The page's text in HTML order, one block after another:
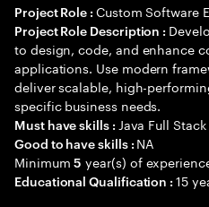
Project Role : Custom Software
Project Role Description :
to design, code, and enhance
applications. Use modern
deliver scalable, high-
specific business needs.
Must have skills : Java Full
Good to have skills : NA
Minimum5 year(s) of
Educational Qualification :15